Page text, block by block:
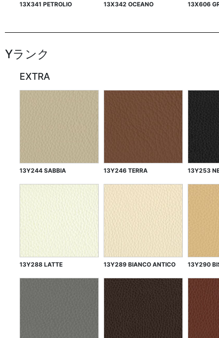
13X341 PETROLIO 13X342 OCEANO 13X606
Yランク
EXTRA
13Y244 SABBIA 13Y246 TERRA 13Y253
13Y288 LATTE 13Y289 BIANCO ANTICO 13Y290